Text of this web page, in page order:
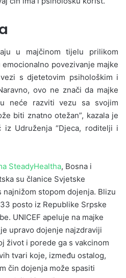
u majčinom tijelu prilikom
povezivanje majke
s djetetovim psihološkim i
ovo ne znači da majke
neće razviti vezu sa svojim
biti znatno otežan”, kazala je
iz Udruženja “Djeca, roditelji i
SteadyHealtha, Bosna i
su članice Svjetske
stopom dojenja. Blizu
posto iz Republike Srpske
UNICEF apeluje na majke
upravo dojenje najzdraviji
život i porede ga s vakcinom
tvari koje, između ostalog,
čin dojenja može spasiti